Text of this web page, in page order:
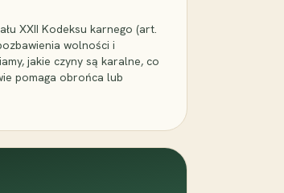
XXII Kodeksu karnego (art.
wolności i
jakie czyny są karalne, co
pomaga obrońca lub